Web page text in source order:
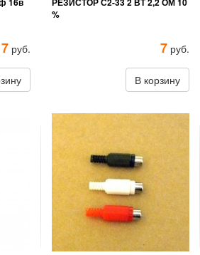
7 руб.
%
7 руб.
В корзину